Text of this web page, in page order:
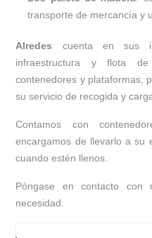
transporte de mercancía y
Alredes cuenta en sus
infraestructura y flota de
contenedores y plataformas,
su servicio de recogida y
Contamos con
encargamos de llevarlo a su
cuando estén llenos.
Póngase en contacto con
necesidad.